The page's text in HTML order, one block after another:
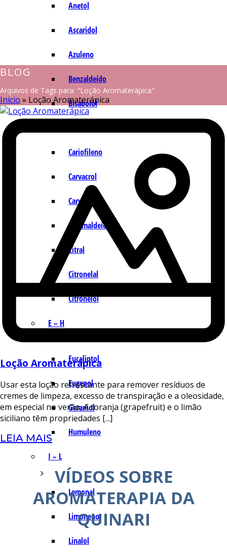
Anetol
Ascaridol
Azuleno
Benzaldeído
Bisabolol
Cariofileno
Carvacrol
Carvona
Cinamaldeído
Citral
Citronelal
Citronelol
E – H
Eucaliptol
Eugenol
Geraniol
Humuleno
I – L
Lemonal
Limoneno
Linalol
BLOG
Arquivos de Tags para: "Loção Aromaterápica"
Início » Loção Aromaterápica
Loção Aromaterápica
Usar esta loção refrescante para remover resíduos de
cremes de limpeza, excesso de transpiração e a oleosidade,
em especial no verão. A toranja (grapefruit) e o limão
siciliano têm propriedades [...]
LEIA MAIS
VÍDEOS SOBRE
AROMATERAPIA DA
QUINARI